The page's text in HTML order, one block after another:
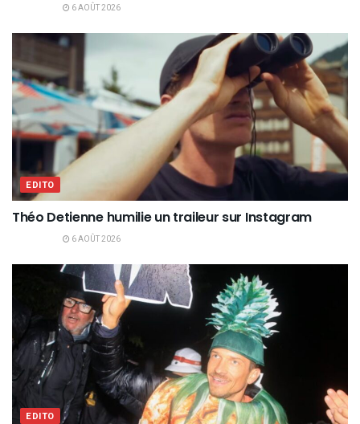
6 AOÛT 2026
EDITO
Théo Detienne humilie un traileur sur Instagram
6 AOÛT 2026
EDITO